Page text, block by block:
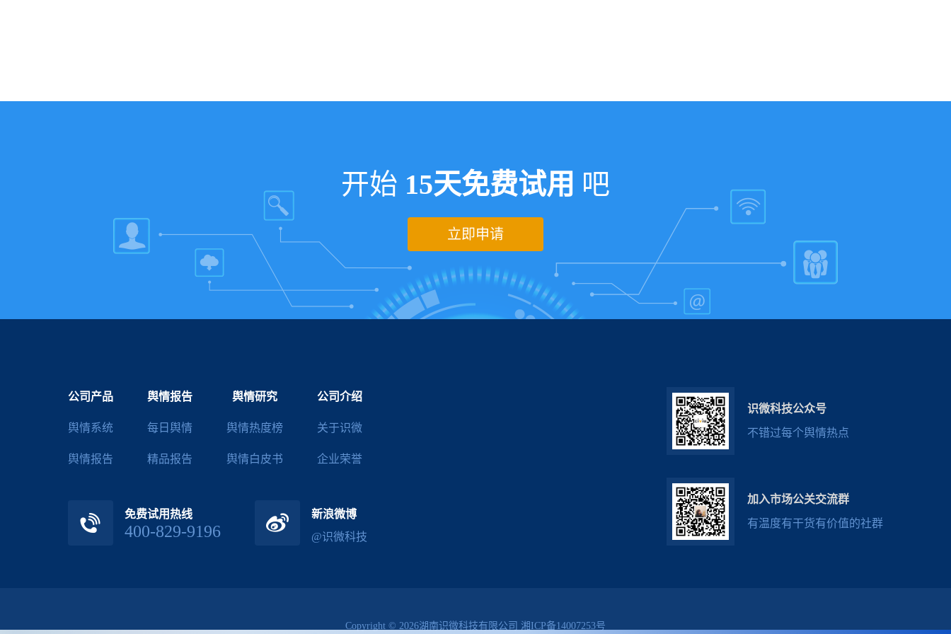
开始 15天免费试用 吧
立即申请
公司产品
舆情系统
舆情报告
舆情报告
每日舆情
精品报告
舆情研究
舆情热度榜
舆情白皮书
公司介绍
关于识微
企业荣誉
免费试用热线
400-829-9196
新浪微博
@识微科技
识微科技公众号
不错过每个舆情热点
加入市场公关交流群
有温度有干货有价值的社群
Copyright © 2026湖南识微科技有限公司 湘ICP备14007253号